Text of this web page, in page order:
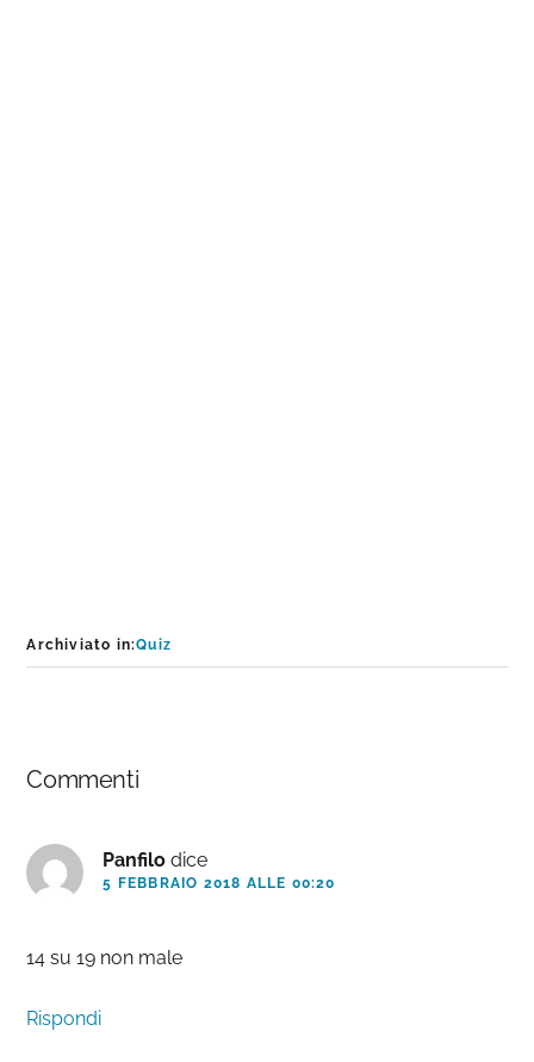
Archiviato in:Quiz
del
lettore
Commenti
Panfilo dice
5 FEBBRAIO 2018 ALLE 00:20
14 su 19 non male
Rispondi